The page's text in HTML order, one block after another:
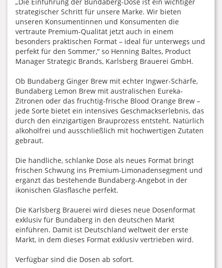
strategischer Schritt für unsere Marke. Wir bieten
unseren Konsumentinnen und Konsumenten die
vertraute Premium-Qualität jetzt auch in einem
besonders praktischen Format – ideal für unterwegs und
perfekt für den Sommer,“ so Henning Baltes, Product
Manager Strategic Brands, Karlsberg Brauerei GmbH.
Ob Bundaberg Ginger Brew mit echter Ingwer-Schärfe,
Bundaberg Lemon Brew mit australischen Eureka-
Zitronen oder das fruchtig-frische Blood Orange Brew –
jede Sorte bietet ein intensives Geschmackserlebnis, das
durch den einzigartigen Brauprozess entsteht. Natürlich
alkoholfrei und ausschließlich mit hochwertigen Zutaten
gebraut.
Die handliche, schlanke Dose als neues Format bringt
frischen Schwung ins Premium-Limonadensegment und
ergänzt das bestehende Bundaberg-Angebot in der
ikonischen Glasflasche perfekt.
Die Karlsberg Brauerei wird dieses neue Dosenformat
exklusiv für Bundaberg in den deutschen Markt
einführen. Damit ist Deutschland weltweit der erste
Markt, in dem dieses Format exklusiv vertrieben wird.
Verfügbar sind die Dosen ab sofort.